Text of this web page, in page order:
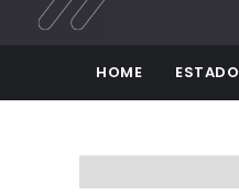
HOME ESTADO